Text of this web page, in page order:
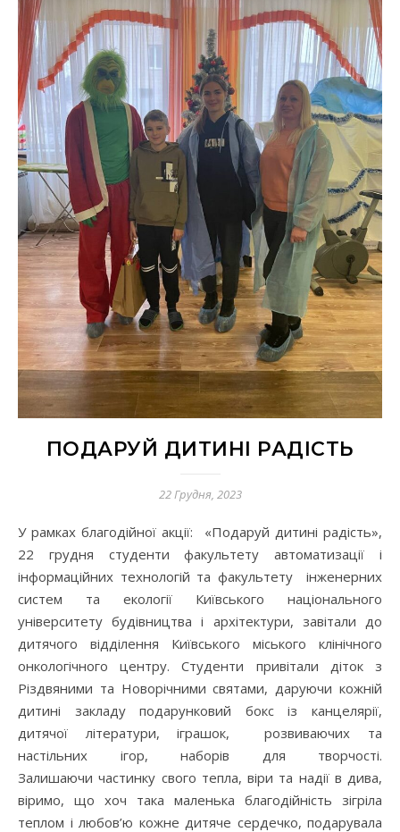
ПОДАРУЙ ДИТИНІ РАДІСТЬ
22 Грудня, 2023
У рамках благодійної акції: «Подаруй дитині радість»,
22 грудня студенти факультету автоматизації і
інформаційних технологій та факультету інженерних
систем та екології Київського національного
університету будівництва і архітектури, завітали до
дитячого відділення Київського міського клінічного
онкологічного центру. Студенти привітали діток з
Різдвяними та Новорічними святами, даруючи кожній
дитині закладу подарунковий бокс із канцелярії,
дитячої літератури, іграшок, розвиваючих та
настільних ігор, наборів для творчості.
Залишаючи частинку свого тепла, віри та надії в дива,
віримо, що хоч така маленька благодійність зігріла
теплом і любов’ю кожне дитяче сердечко, подарувала